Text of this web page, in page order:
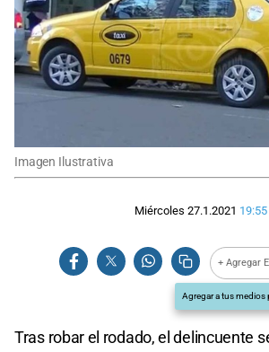
Imagen Ilustrativa
Miércoles 27.1.2021 19:55
+ Agregar
Agregar a tus medios
Tras robar el rodado, el delincuente